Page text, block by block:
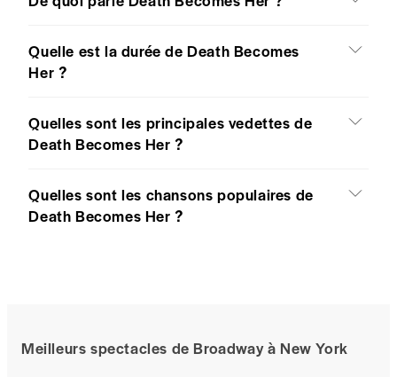
Quelle est la durée de Death Becomes
Her ?
Quelles sont les principales vedettes de
Death Becomes Her ?
Quelles sont les chansons populaires de
Death Becomes Her ?
Meilleurs spectacles de Broadway à New York